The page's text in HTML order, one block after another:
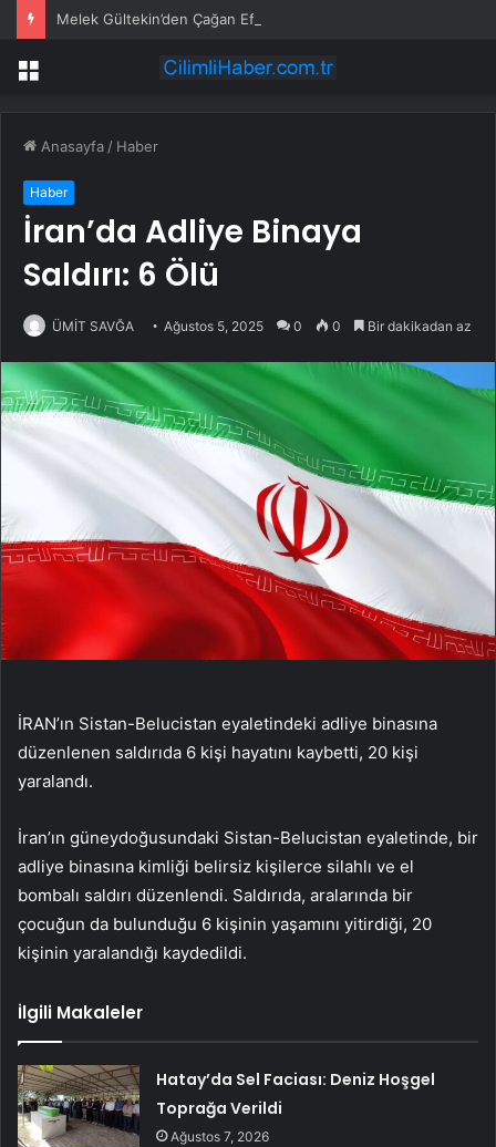
Menü
Anasayfa / Haber
Haber
İran’da Adliye Binaya
Saldırı: 6 Ölü
ÜMİT SAVĞA Ağustos 5, 2025 0 0 Bir dakikadan az
İRAN’ın Sistan-Belucistan eyaletindeki adliye binasına
düzenlenen saldırıda 6 kişi hayatını kaybetti, 20 kişi
yaralandı.
İran’ın güneydoğusundaki Sistan-Belucistan eyaletinde, bir
adliye binasına kimliği belirsiz kişilerce silahlı ve el
bombalı saldırı düzenlendi. Saldırıda, aralarında bir
çocuğun da bulunduğu 6 kişinin yaşamını yitirdiği, 20
kişinin yaralandığı kaydedildi.
İlgili Makaleler
Hatay’da Sel Faciası: Deniz Hoşgel
Toprağa Verildi
Ağustos 7, 2026